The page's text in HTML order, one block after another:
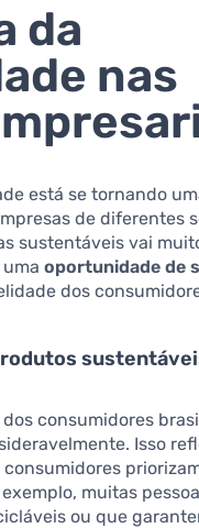
da
nas
está se tornando
de diferentes
sustentáveis vai
oportunidade de
dos
consumidores
Isso
muitas
ou que